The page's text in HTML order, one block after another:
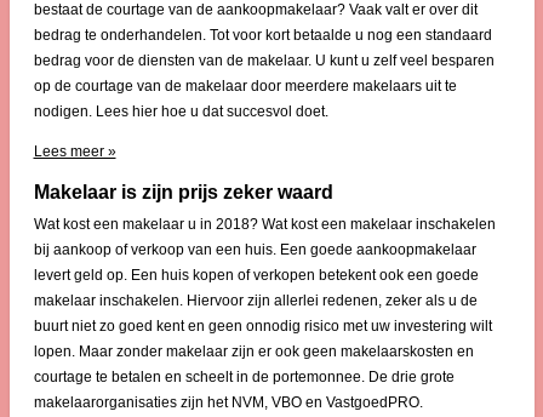
bestaat de courtage van de aankoopmakelaar? Vaak valt er over dit
bedrag te onderhandelen. Tot voor kort betaalde u nog een standaard
bedrag voor de diensten van de makelaar. U kunt u zelf veel besparen
op de courtage van de makelaar door meerdere makelaars uit te
nodigen. Lees hier hoe u dat succesvol doet.
Lees meer »
Makelaar is zijn prijs zeker waard
Wat kost een makelaar u in 2018? Wat kost een makelaar inschakelen
bij aankoop of verkoop van een huis. Een goede aankoopmakelaar
levert geld op. Een huis kopen of verkopen betekent ook een goede
makelaar inschakelen. Hiervoor zijn allerlei redenen, zeker als u de
buurt niet zo goed kent en geen onnodig risico met uw investering wilt
lopen. Maar zonder makelaar zijn er ook geen makelaarskosten en
courtage te betalen en scheelt in de portemonnee. De drie grote
makelaarorganisaties zijn het NVM, VBO en VastgoedPRO.